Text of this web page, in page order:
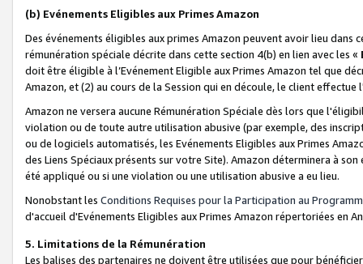
(b) Evénements Eligibles aux Primes Amazon
Des événements éligibles aux primes Amazon peuvent avoir lieu dans
rémunération spéciale décrite dans cette section 4(b) en lien avec les «
doit être éligible à l’Evénement Eligible aux Primes Amazon tel que
Amazon, et (2) au cours de la Session qui en découle, le client
Amazon ne versera aucune Rémunération Spéciale dès lors que
violation ou de toute autre utilisation abusive (par exemple, des
ou de logiciels automatisés, les Evénements Eligibles aux Primes
des Liens Spéciaux présents sur votre Site). Amazon déterminera à
été appliqué ou si une violation ou une utilisation abusive a eu lieu.
Nonobstant les Conditions Requises pour la Participation au
d'accueil d'Evénements Eligibles aux Primes Amazon répertoriées en
5. Limitations de la Rémunération
Les balises des partenaires ne doivent être utilisées que pour